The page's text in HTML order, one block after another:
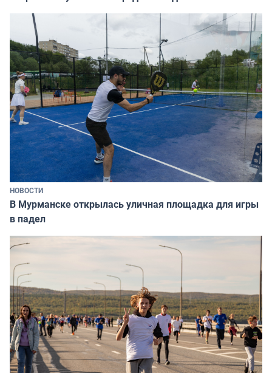
НОВОСТИ
В Мурманске открылась уличная площадка для игры
в падел